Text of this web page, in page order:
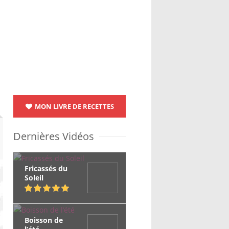
MON LIVRE DE RECETTES
Dernières Vidéos
Fricassés du
Soleil
Boisson de